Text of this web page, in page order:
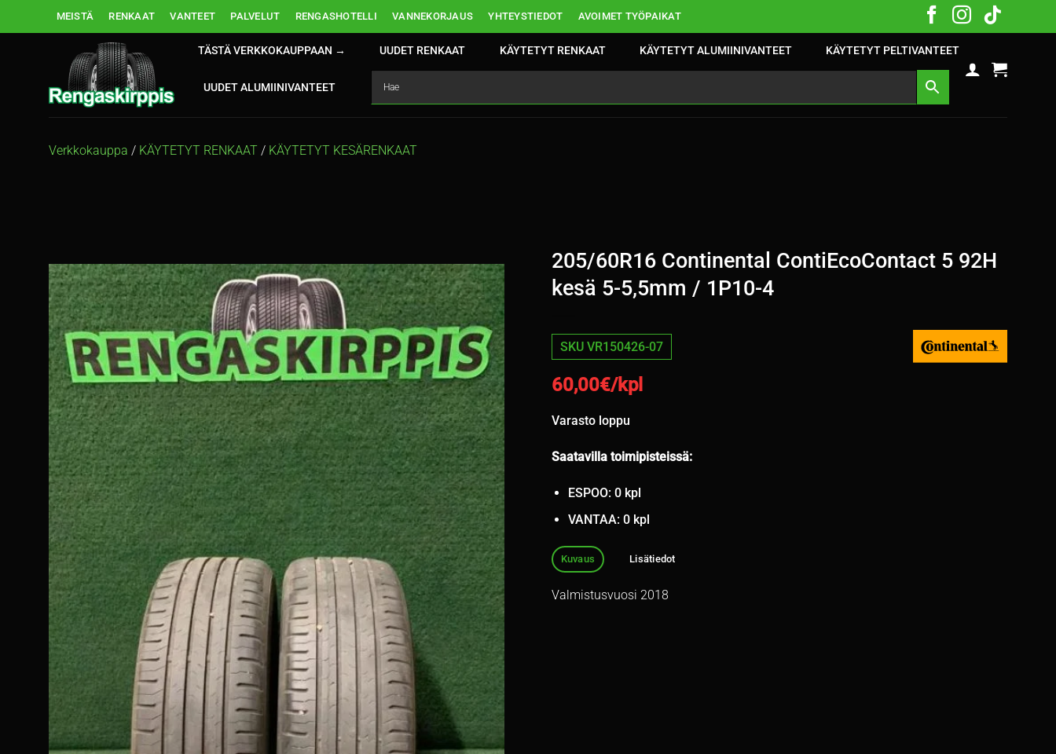
MEISTÄ RENKAAT VANTEET PALVELUT RENGASHOTELLI VANNEKORJAUS YHTEYSTIEDOT AVOIMET TYÖPAIKAT
TÄSTÄ VERKKOKAUPPAAN → UUDET RENKAAT KÄYTETYT RENKAAT KÄYTETYT ALUMIINIVANTEET KÄYTETYT PELTIVANTEET
UUDET ALUMIINIVANTEET
Verkkokauppa / KÄYTETYT RENKAAT / KÄYTETYT KESÄRENKAAT
205/60R16 Continental ContiEcoContact 5 92H
kesä 5-5,5mm / 1P10-4
SKU VR150426-07
60,00€/kpl
Varasto loppu
Saatavilla toimipisteissä:
ESPOO: 0 kpl
VANTAA: 0 kpl
Kuvaus Lisätiedot
Valmistusvuosi 2018